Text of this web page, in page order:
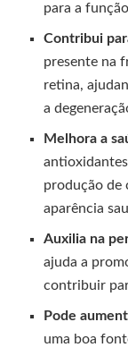
para a
Contribui
presente na
retina,
a
Melhora a
produção de
aparência
Auxilia na
ajuda a
contribuir
Pode
uma boa